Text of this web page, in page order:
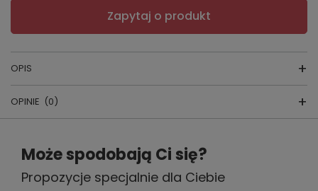
Zapytaj o produkt
OPIS
Jeśliszukasz wygodnego, ale stylowego kompletu na
podczas letnich wyjść
, komplet Sensis Blaire
modnym odcieniu błękitu jest propozycją, którą warto
rozważyć. Ten zestaw łączy swobodę sportowego
stylu z nowoczesną, minimalistyczną elegancją.
OPINIE (0)
Napisz swoją opinię
Twoja ocena:
Może spodobają Ci się?
Propozycje specjalnie dla Ciebie